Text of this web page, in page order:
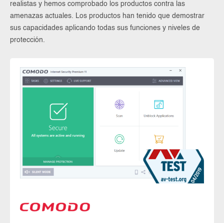
realistas y hemos comprobado los productos contra las
amenazas actuales. Los productos han tenido que demostrar
sus capacidades aplicando todas sus funciones y niveles de
protección.